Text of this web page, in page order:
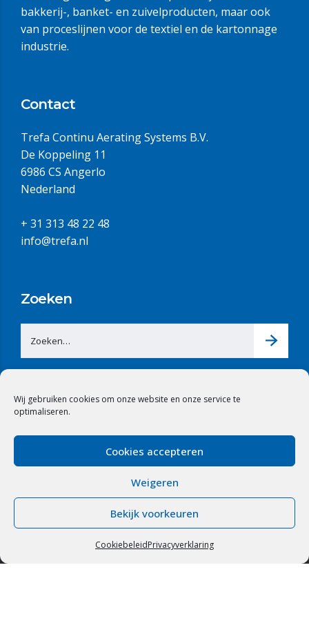
Wij gebruiken cookies om onze website en onze service te
optimaliseren.
Cookies accepteren
Weigeren
Bekijk voorkeuren
CookiebeleidPrivacyverklaring
bakkerij-, banket- en zuivelproducten, maar ook
van proceslijnen voor de textiel en de kartonnage
industrie.
Contact
Trefa Continu Aerating Systems B.V.
De Koppeling 11
6986 CS Angerlo
Nederland
+ 31 313 48 22 48
info@trefa.nl
Zoeken
© 2020 Trefa Continu Aerating Systems. Alle rechten voorbehouden.
Algemene voorwaarden|Disclaimer|